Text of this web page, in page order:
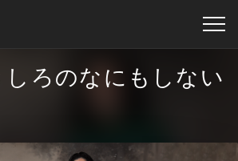
しろのなにもしない